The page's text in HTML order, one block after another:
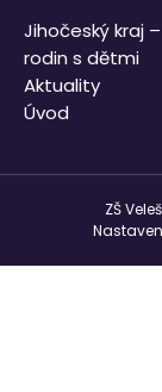
Jihočeský kraj
rodin s dětmi
Aktuality
Úvod
ZŠ